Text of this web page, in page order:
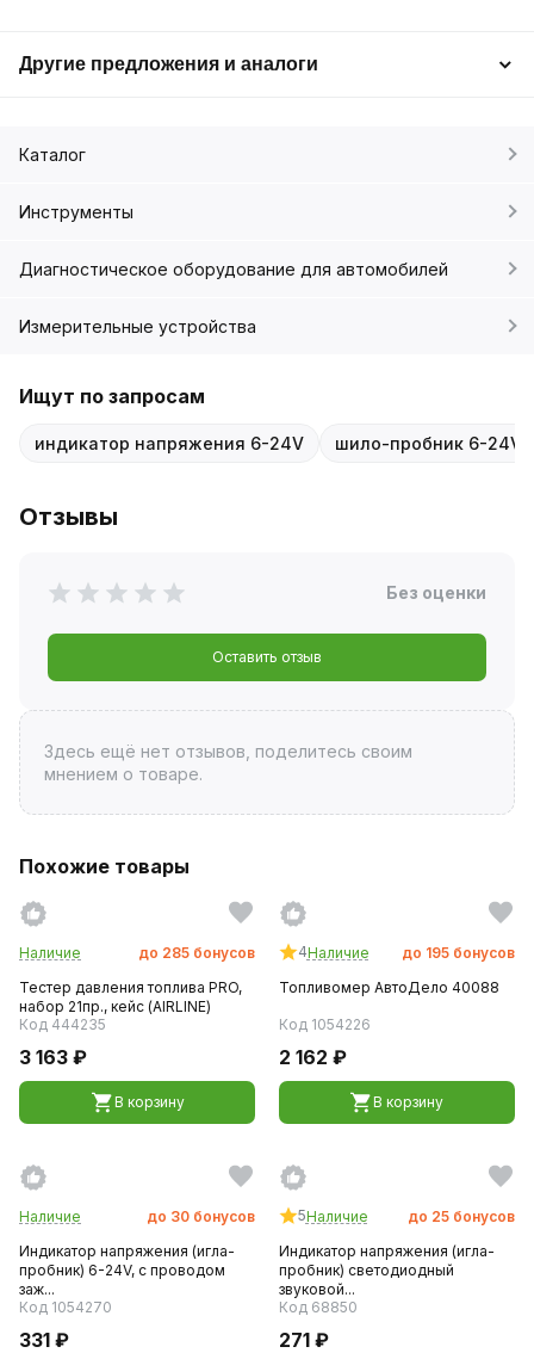
Другие предложения и аналоги
Каталог
Инструменты
Диагностическое оборудование для автомобилей
Измерительные устройства
Ищут по запросам
индикатор напряжения 6-24V шило-пробник 6-24V
Отзывы
Без оценки
Оставить отзыв
Здесь ещё нет отзывов, поделитесь своим
мнением о товаре.
Похожие товары
Наличие до 285 бонусов
Тестер давления топлива PRO,
набор 21пр., кейс (AIRLINE)
Код 444235
3 163 ₽
В корзину
4Наличие до 195 бонусов
Топливомер АвтоДело 40088
Код 1054226
2 162 ₽
В корзину
Наличие до 30 бонусов
Индикатор напряжения (игла-
пробник) 6-24V, с проводом
заж...
Код 1054270
331 ₽
5Наличие до 25 бонусов
Индикатор напряжения (игла-
пробник) светодиодный
звуковой...
Код 68850
271 ₽